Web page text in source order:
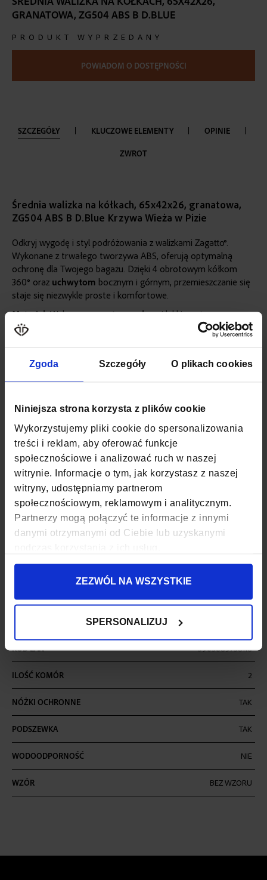
Zgoda Szczegóły O plikach cookies
Niniejsza strona korzysta z plików cookie
Wykorzystujemy pliki cookie do spersonalizowania
treści i reklam, aby oferować funkcje
społecznościowe i analizować ruch w naszej
witrynie. Informacje o tym, jak korzystasz z naszej
witryny, udostępniamy partnerom
społecznościowym, reklamowym i analitycznym.
Partnerzy mogą połączyć te informacje z innymi
danymi otrzymanymi od Ciebie lub uzyskanymi
ZEZWÓL NA WSZYSTKIE
SPERSONALIZUJ
beginning
images
GRANATOWA, ZG504 ABS B D.BLUE
PRODUKT WYPRZEDANY
POWIADOM O DOSTĘPNOŚCI
SZCZEGÓŁY KLUCZOWE ELEMENTY OPINIE
ZWROT
Średnia walizka na kółkach, 65x42x26, granatowa,
ZG504 ABS B D.Blue Krzywa Wieża w Pizie
Odkryj wygodę i styl podróżowania z walizkami Zagatto®.
Wykonane z trwałego tworzywa ABS, oferują optymalną
ochronę dla Twojego bagażu. Dzięki 4 obrotowym kółkom
360° oraz uchwytom bocznym i górnym, przemieszczanie się
staje się niezwykle proste i komfortowe.
Materiał:Wykonana zwytrzymałegoi lekkiego tworzywa
ABS, które zapewnia ochronę zawartości.
Kółka:Cztery obrotowekółka 360°umożliwiająłatwe i
płynnemanewrowanie walizką w każdym kierunku.
Więcej
informacji
SKU
WAGA
POJEMNOŚĆ 60
MAKSYMALNE OBCIĄŻENIE
KOLOR
MATERIAŁ
SZEROKOŚĆ
GŁĘBOKOŚĆ 26 CM
KOD EAN 5903689738118
ILOŚĆ KOMÓR 2
NÓŻKI OCHRONNE TAK
PODSZEWKA TAK
WODOODPORNOŚĆ NIE
WZÓR BEZ WZORU